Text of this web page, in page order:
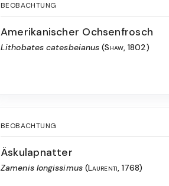
BEOBACHTUNG
Amerikanischer Ochsenfrosch
Lithobates catesbeianus (Shaw, 1802)
BEOBACHTUNG
Äskulapnatter
Zamenis longissimus (Laurenti, 1768)